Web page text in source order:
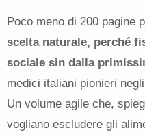
Poco meno di 200 pagine
scelta naturale, perché
sociale sin dalla
medici italiani pionieri
Un volume agile che,
vogliano escludere gli